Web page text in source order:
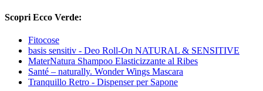
Scopri Ecco Verde:
Fitocose
basis sensitiv - Deo Roll-On NATURAL & SENSITIVE
MaterNatura Shampoo Elasticizzante al Ribes
Santé – naturally. Wonder Wings Mascara
Tranquillo Retro - Dispenser per Sapone